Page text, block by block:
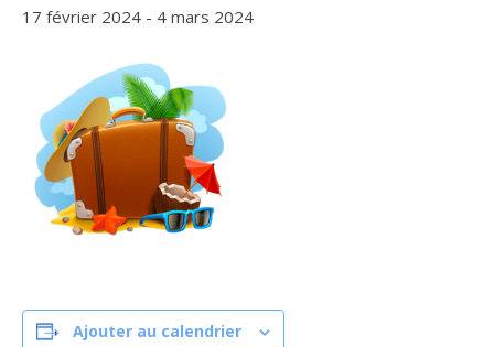
17 février 2024 - 4 mars 2024
Ajouter au calendrier